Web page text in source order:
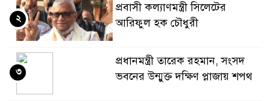
প্রবাসী কল্যাণমন্ত্রী সিলেটের
আরিফুল হক চৌধুরী
২
প্রধানমন্ত্রী তারেক রহমান, সংসদ
ভবনের উন্মুক্ত দক্ষিণ প্লাজায় শপথ
৩